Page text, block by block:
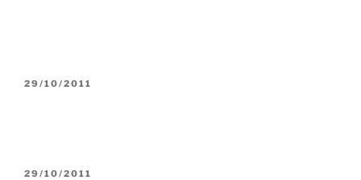
YAYIM
29/10/2011
YAYIM
29/10/2011